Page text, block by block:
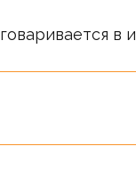
в